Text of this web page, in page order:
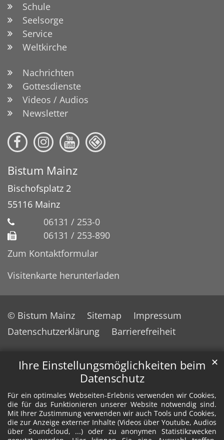
Ihre Einstellungsmöglichkeiten beim
Datenschutz
Für ein optimales Webseiten-Erlebnis verwenden wir Cookies,
die für das Funktionieren unserer Website notwendig sind.
Mit Ihrer Zustimmung verwenden wir auch Tools und Cookies,
die zur Anzeige externer Inhalte (Videos über Youtube, Audios
über Soundcloud, ...) oder zu anonymen Statistikzwecken
✕
Schule
Seelsorge
Service
Weltkirche
Nachrichten
Gottesdienste
Videos / Audios
Newsletter
Bistum Mainz
Bischofsplatz 2
55116 Mainz
06131 / 253-0
06131 / 253-890
Zum Kontaktformular
Visitenkarte herunterladen
© Bistum Mainz Sitemap
Impressum
Datenschutzerklärung
Barrierefreiheit